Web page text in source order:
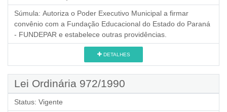
Súmula: Autoriza o Poder Executivo Municipal a firmar
convênio com a Fundação Educacional do Estado do Paraná
- FUNDEPAR e estabelece outras providências.
DETALHES
Lei Ordinária 972/1990
Status: Vigente